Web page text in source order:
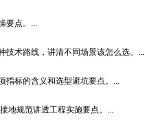
要点。...
技术路线，讲清不同场景该怎么选。...
指标的含义和选型避坑要点。...
地规范讲透工程实施要点。...